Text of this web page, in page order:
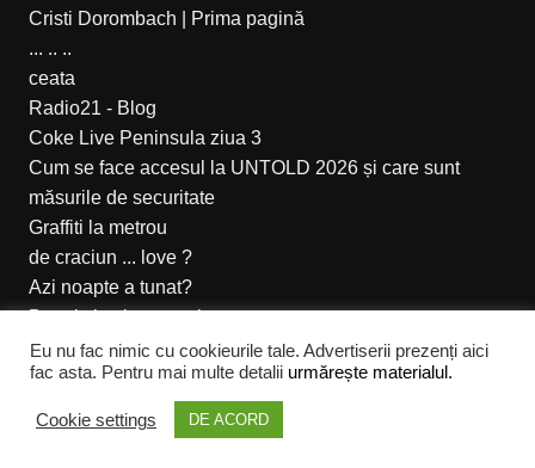
Cristi Dorombach | Prima pagină
... .. ..
ceata
Radio21 - Blog
Coke Live Peninsula ziua 3
Cum se face accesul la UNTOLD 2026 și care sunt
măsurile de securitate
Graffiti la metrou
de craciun ... love ?
Azi noapte a tunat?
Bunul simt la romani
Cream Magazine pentru Cristi Dorombach
Eu nu fac nimic cu cookieurile tale. Advertiserii prezenți aici
fac asta. Pentru mai multe detalii urmărește materialul.
Cookie settings DE ACORD